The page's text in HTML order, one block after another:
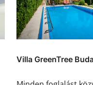
Villa GreenTree